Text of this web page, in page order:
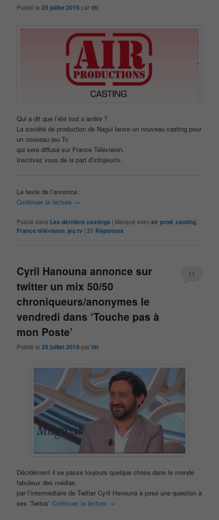
Publié le25 juillet 2016 partiti
Qui a dit que l’été tout s’arrête ?
La société de production de Nagui lance un nouveau casting pour
un nouveau jeu Tv
qui sera diffusé sur France Télévision.
Inscrivez vous de la part d’infojeuxtv.
Le texte de l’annonce :
Continuer la lecture →
Publié dans Les derniers castings | Marqué avecair prod ,casting
France télévision jeu tv |21 Réponses
Cyril Hanouna annonce sur
twitter un mix 50/50
chroniqueurs/anonymes le
vendredi dans ‘Touche pas à
mon Poste’
Publié le25 juillet 2016 partiti
11
Décidément il se passe toujours quelque chose dans le monde
fabuleux des médias.
par l’intermédiaire de Twitter Cyril Hanouna à posé une question à
ses ‘Twitos’Continuer la lecture →